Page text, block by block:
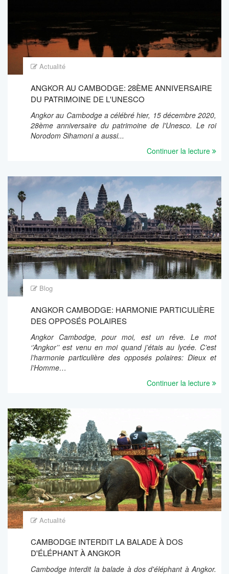
Actualité
ANGKOR AU CAMBODGE: 28ÈME ANNIVERSAIRE
DU PATRIMOINE DE L'UNESCO
Angkor au Cambodge a célébré hier, 15 décembre 2020,
28ème anniversaire du patrimoine de l'Unesco. Le roi
Norodom Sihamoni a aussi...
Continuer la lecture
Blog
ANGKOR CAMBODGE: HARMONIE PARTICULIÈRE
DES OPPOSÉS POLAIRES
Angkor Cambodge, pour moi, est un rêve. Le mot
‘’Angkor’’ est venu en moi quand j’étais au lycée. C’est
l’harmonie particulière des opposés polaires: Dieux et
l’Homme…
Continuer la lecture
Actualité
CAMBODGE INTERDIT LA BALADE À DOS
D'ÉLÉPHANT À ANGKOR
Cambodge interdit la balade à dos d'éléphant à Angkor.